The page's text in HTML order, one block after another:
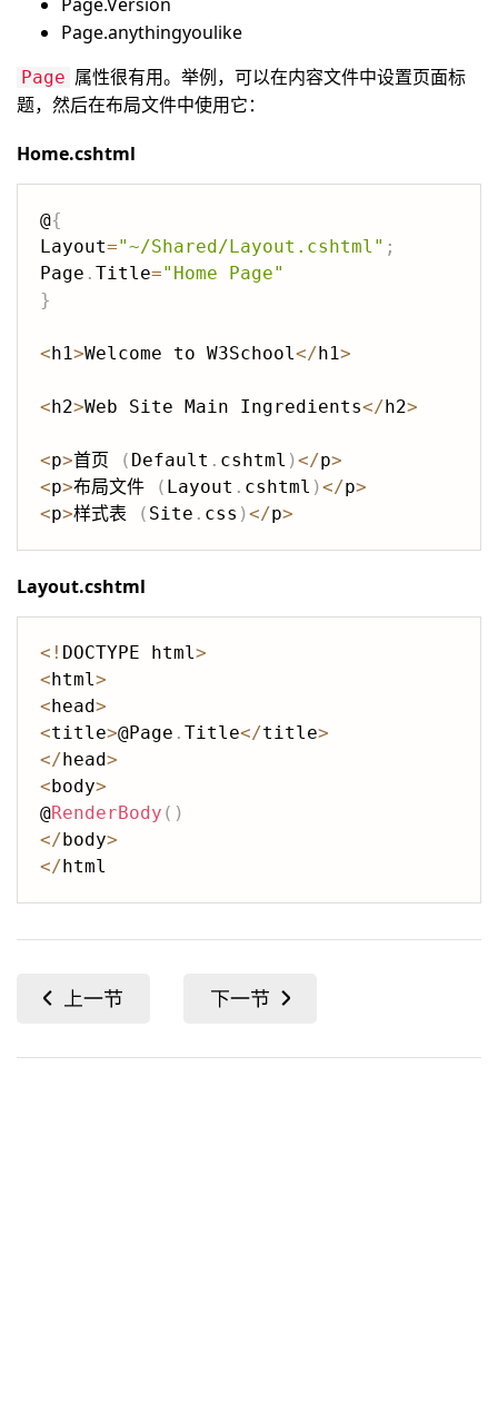
Page.anythingyoulike
Page 属性很有用。举例，可以在内容文件中设置页面标
题，然后在布局文件中使用它：
Home.cshtml
@{
Layout="~/Shared/Layout.cshtml" ;
Page . Title="Home Page"
}
<h1>Welcome to W3School</h1>
<h2>Web Site Main Ingredients</h2>
<p>首页 ( Default . cshtml )</p>
<p>布局文件 ( Layout . cshtml )</p>
<p>样式表 ( Site . css )</p>
Layout.cshtml
< ! DOCTYPE html>
<html>
<head>
<title>@Page . Title</title>
</head>
<body>
@RenderBody ( )
</body>
</